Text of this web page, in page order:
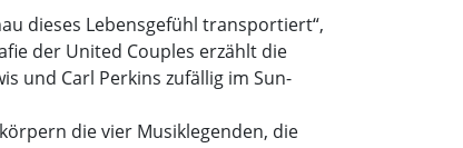
dieses Lebensgefühl transportiert“,
der United Couples erzählt die
und Carl Perkins zufällig im Sun-
die vier Musiklegenden, die